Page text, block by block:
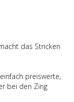
das Stricken
preiswerte,
bei den Zing